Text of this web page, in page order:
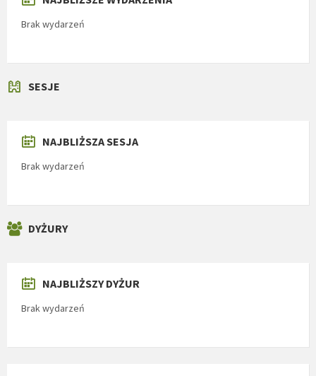
Brak wydarzeń
SESJE
NAJBLIŻSZA SESJA
Brak wydarzeń
DYŻURY
NAJBLIŻSZY DYŻUR
Brak wydarzeń